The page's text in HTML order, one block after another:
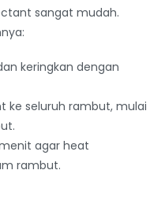
sangat mudah.
keringkan dengan
ke seluruh rambut, mulai
agar heat
rambut.